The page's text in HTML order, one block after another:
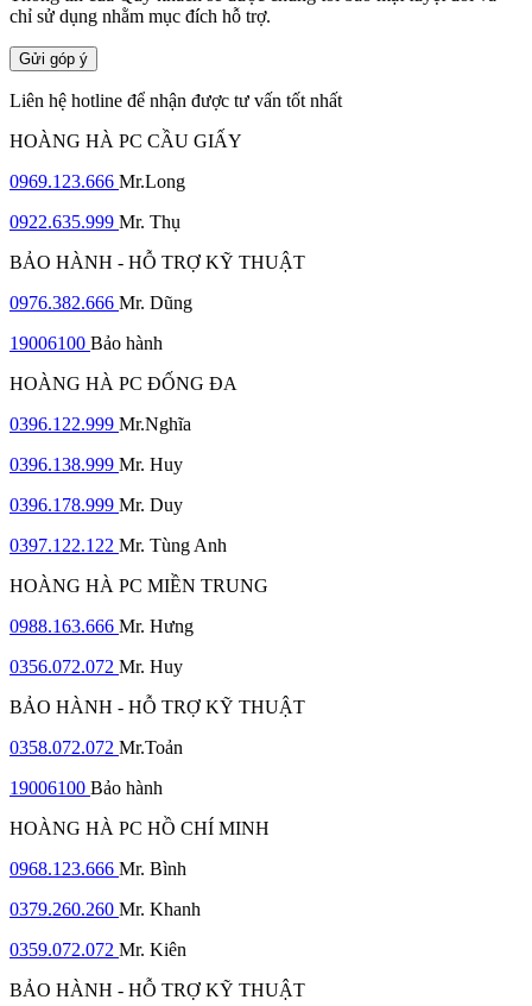
chỉ sử dụng nhằm mục đích hỗ trợ.
Gửi góp ý
Liên hệ hotline để nhận được tư vấn tốt nhất
HOÀNG HÀ PC CẦU GIẤY
0969.123.666 Mr.Long
0922.635.999 Mr. Thụ
BẢO HÀNH - HỖ TRỢ KỸ THUẬT
0976.382.666 Mr. Dũng
19006100 Bảo hành
HOÀNG HÀ PC ĐỐNG ĐA
0396.122.999 Mr.Nghĩa
0396.138.999 Mr. Huy
0396.178.999 Mr. Duy
0397.122.122 Mr. Tùng Anh
HOÀNG HÀ PC MIỀN TRUNG
0988.163.666 Mr. Hưng
0356.072.072 Mr. Huy
BẢO HÀNH - HỖ TRỢ KỸ THUẬT
0358.072.072 Mr.Toản
19006100 Bảo hành
HOÀNG HÀ PC HỒ CHÍ MINH
0968.123.666 Mr. Bình
0379.260.260 Mr. Khanh
0359.072.072 Mr. Kiên
BẢO HÀNH - HỖ TRỢ KỸ THUẬT